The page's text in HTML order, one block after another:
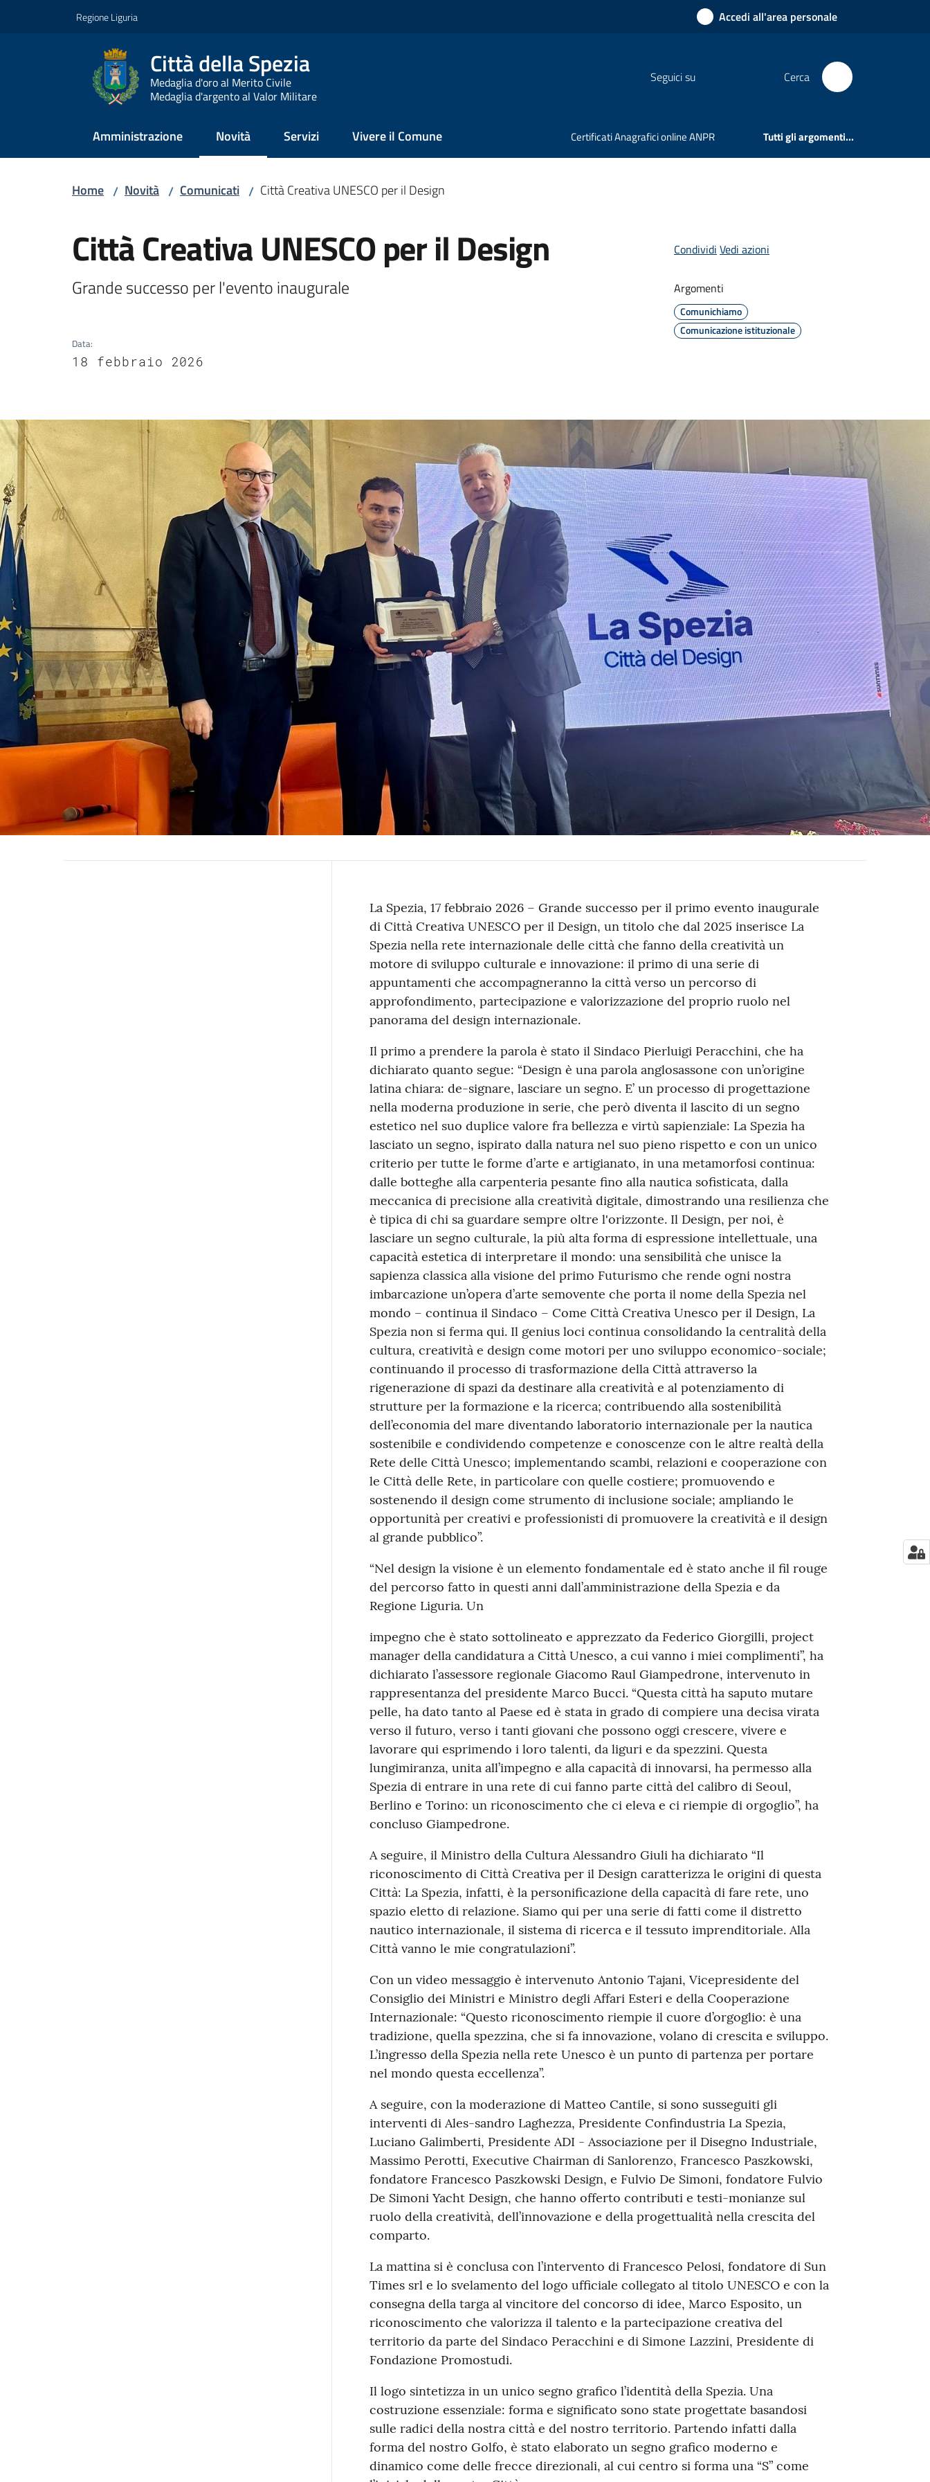
Regione Liguria Accedi all'area personale
Città della Spezia
Medaglia d'oro al Merito Civile
Medaglia d'argento al Valor Militare
Seguici su Cerca
Amministrazione Novità
Menu selezionato
Servizi Vivere il Comune Certificati Anagrafici online ANPR Tutti gli argomenti...
Home / Novità / Comunicati / Città Creativa UNESCO per il Design
Salta al contenuto
Città Creativa UNESCO per il Design
Grande successo per l'evento inaugurale
Data:
18 febbraio 2026
Condividi Vedi azioni
Argomenti
Comunichiamo
Comunicazione istituzionale
Contenuto
La Spezia, 17 febbraio 2026 – Grande successo per il primo evento inaugurale
di Città Creativa UNESCO per il Design, un titolo che dal 2025 inserisce La
Spezia nella rete internazionale delle città che fanno della creatività un
motore di sviluppo culturale e innovazione: il primo di una serie di
appuntamenti che accompagneranno la città verso un percorso di
approfondimento, partecipazione e valorizzazione del proprio ruolo nel
panorama del design internazionale.
Il primo a prendere la parola è stato il Sindaco Pierluigi Peracchini, che ha
dichiarato quanto segue: “Design è una parola anglosassone con un’origine
latina chiara: de-signare, lasciare un segno. E’ un processo di progettazione
nella moderna produzione in serie, che però diventa il lascito di un segno
estetico nel suo duplice valore fra bellezza e virtù sapienziale: La Spezia ha
lasciato un segno, ispirato dalla natura nel suo pieno rispetto e con un unico
criterio per tutte le forme d’arte e artigianato, in una metamorfosi continua:
dalle botteghe alla carpenteria pesante fino alla nautica sofisticata, dalla
meccanica di precisione alla creatività digitale, dimostrando una resilienza che
è tipica di chi sa guardare sempre oltre l'orizzonte. Il Design, per noi, è
lasciare un segno culturale, la più alta forma di espressione intellettuale, una
capacità estetica di interpretare il mondo: una sensibilità che unisce la
sapienza classica alla visione del primo Futurismo che rende ogni nostra
imbarcazione un’opera d’arte semovente che porta il nome della Spezia nel
mondo – continua il Sindaco – Come Città Creativa Unesco per il Design, La
Spezia non si ferma qui. Il genius loci continua consolidando la centralità della
cultura, creatività e design come motori per uno sviluppo economico-sociale;
continuando il processo di trasformazione della Città attraverso la
rigenerazione di spazi da destinare alla creatività e al potenziamento di
strutture per la formazione e la ricerca; contribuendo alla sostenibilità
dell’economia del mare diventando laboratorio internazionale per la nautica
sostenibile e condividendo competenze e conoscenze con le altre realtà della
Rete delle Città Unesco; implementando scambi, relazioni e cooperazione con
le Città delle Rete, in particolare con quelle costiere; promuovendo e
sostenendo il design come strumento di inclusione sociale; ampliando le
opportunità per creativi e professionisti di promuovere la creatività e il design
al grande pubblico”.
“Nel design la visione è un elemento fondamentale ed è stato anche il fil rouge
del percorso fatto in questi anni dall’amministrazione della Spezia e da
Regione Liguria. Un
impegno che è stato sottolineato e apprezzato da Federico Giorgilli, project
manager della candidatura a Città Unesco, a cui vanno i miei complimenti”, ha
dichiarato l’assessore regionale Giacomo Raul Giampedrone, intervenuto in
rappresentanza del presidente Marco Bucci. “Questa città ha saputo mutare
pelle, ha dato tanto al Paese ed è stata in grado di compiere una decisa virata
verso il futuro, verso i tanti giovani che possono oggi crescere, vivere e
lavorare qui esprimendo i loro talenti, da liguri e da spezzini. Questa
lungimiranza, unita all’impegno e alla capacità di innovarsi, ha permesso alla
Spezia di entrare in una rete di cui fanno parte città del calibro di Seoul,
Berlino e Torino: un riconoscimento che ci eleva e ci riempie di orgoglio”, ha
concluso Giampedrone.
A seguire, il Ministro della Cultura Alessandro Giuli ha dichiarato “Il
riconoscimento di Città Creativa per il Design caratterizza le origini di questa
Città: La Spezia, infatti, è la personificazione della capacità di fare rete, uno
spazio eletto di relazione. Siamo qui per una serie di fatti come il distretto
nautico internazionale, il sistema di ricerca e il tessuto imprenditoriale. Alla
Città vanno le mie congratulazioni”.
Con un video messaggio è intervenuto Antonio Tajani, Vicepresidente del
Consiglio dei Ministri e Ministro degli Affari Esteri e della Cooperazione
Internazionale: “Questo riconoscimento riempie il cuore d’orgoglio: è una
tradizione, quella spezzina, che si fa innovazione, volano di crescita e sviluppo.
L’ingresso della Spezia nella rete Unesco è un punto di partenza per portare
nel mondo questa eccellenza”.
A seguire, con la moderazione di Matteo Cantile, si sono susseguiti gli
interventi di Ales-sandro Laghezza, Presidente Confindustria La Spezia,
Luciano Galimberti, Presidente ADI - Associazione per il Disegno Industriale,
Massimo Perotti, Executive Chairman di Sanlorenzo, Francesco Paszkowski,
fondatore Francesco Paszkowski Design, e Fulvio De Simoni, fondatore Fulvio
De Simoni Yacht Design, che hanno offerto contributi e testi-monianze sul
ruolo della creatività, dell’innovazione e della progettualità nella crescita del
comparto.
La mattina si è conclusa con l’intervento di Francesco Pelosi, fondatore di Sun
Times srl e lo svelamento del logo ufficiale collegato al titolo UNESCO e con la
consegna della targa al vincitore del concorso di idee, Marco Esposito, un
riconoscimento che valorizza il talento e la partecipazione creativa del
territorio da parte del Sindaco Peracchini e di Simone Lazzini, Presidente di
Fondazione Promostudi.
Il logo sintetizza in un unico segno grafico l’identità della Spezia. Una
costruzione essenziale: forma e significato sono state progettate basandosi
sulle radici della nostra città e del nostro territorio. Partendo infatti dalla
forma del nostro Golfo, è stato elaborato un segno grafico moderno e
dinamico come delle frecce direzionali, al cui centro si forma una “S” come